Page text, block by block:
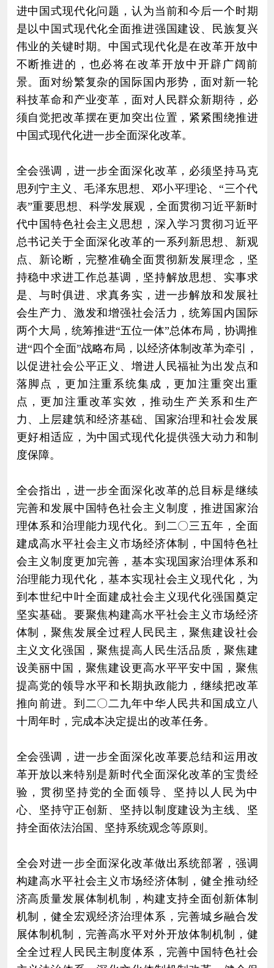
进中国式现代化问题，认为当前和今后一个时期
是以中国式现代化全面推进强国建设、民族复兴
伟业的关键时期。中国式现代化是在改革开放中
不断推进的，也必将在改革开放中开辟广阔前
景。面对纷繁复杂的国际国内形势，面对新一轮
科技革命和产业变革，面对人民群众新期待，必
须自觉把改革摆在更加突出位置，紧紧围绕推进
中国式现代化进一步全面深化改革。
全会强调，进一步全面深化改革，必须坚持马克
思列宁主义、毛泽东思想、邓小平理论、“三个代
表”重要思想、科学发展观，全面贯彻习近平新时
代中国特色社会主义思想，深入学习贯彻习近平
总书记关于全面深化改革的一系列新思想、新观
点、新论断，完整准确全面贯彻新发展理念，坚
持稳中求进工作总基调，坚持解放思想、实事求
是、与时俱进、求真务实，进一步解放和发展社
会生产力、激发和增强社会活力，统筹国内国际
两个大局，统筹推进“五位一体”总体布局，协调推
进“四个全面”战略布局，以经济体制改革为牵引，
以促进社会公平正义、增进人民福祉为出发点和
落脚点，更加注重系统集成，更加注重突出重
点，更加注重改革实效，推动生产关系和生产
力、上层建筑和经济基础、国家治理和社会发展
更好相适应，为中国式现代化提供强大动力和制
度保障。
全会指出，进一步全面深化改革的总目标是继续
完善和发展中国特色社会主义制度，推进国家治
理体系和治理能力现代化。到二〇三五年，全面
建成高水平社会主义市场经济体制，中国特色社
会主义制度更加完善，基本实现国家治理体系和
治理能力现代化，基本实现社会主义现代化，为
到本世纪中叶全面建成社会主义现代化强国奠定
坚实基础。要聚焦构建高水平社会主义市场经济
体制，聚焦发展全过程人民民主，聚焦建设社会
主义文化强国，聚焦提高人民生活品质，聚焦建
设美丽中国，聚焦建设更高水平平安中国，聚焦
提高党的领导水平和长期执政能力，继续把改革
推向前进。到二〇二九年中华人民共和国成立八
十周年时，完成本决定提出的改革任务。
全会强调，进一步全面深化改革要总结和运用改
革开放以来特别是新时代全面深化改革的宝贵经
验，贯彻坚持党的全面领导、坚持以人民为中
心、坚持守正创新、坚持以制度建设为主线、坚
持全面依法治国、坚持系统观念等原则。
全会对进一步全面深化改革做出系统部署，强调
构建高水平社会主义市场经济体制，健全推动经
济高质量发展体制机制，构建支持全面创新体制
机制，健全宏观经济治理体系，完善城乡融合发
展体制机制，完善高水平对外开放体制机制，健
全全过程人民民主制度体系，完善中国特色社会